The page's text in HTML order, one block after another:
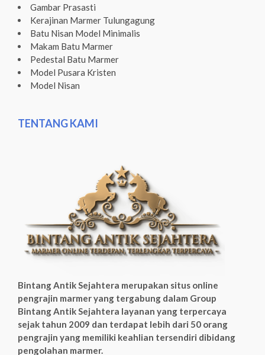
Gambar Prasasti
Kerajinan Marmer Tulungagung
Batu Nisan Model Minimalis
Makam Batu Marmer
Pedestal Batu Marmer
Model Pusara Kristen
Model Nisan
TENTANG KAMI
Bintang Antik Sejahtera merupakan situs online
pengrajin marmer yang tergabung dalam Group
Bintang Antik Sejahtera layanan yang terpercaya
sejak tahun 2009 dan terdapat lebih dari 50 orang
pengrajin yang memiliki keahlian tersendiri dibidang
pengolahan marmer.